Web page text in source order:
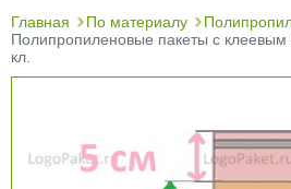
Главная По материалу
Полипропиленовые пакеты с
кл.